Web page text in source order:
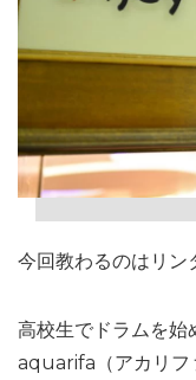
今回教わるのはリン
高校生でドラムを始
aquarifa（アカリフ